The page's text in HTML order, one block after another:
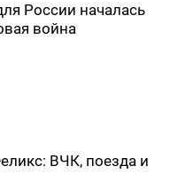
России началась
война
ВЧК, поезда и